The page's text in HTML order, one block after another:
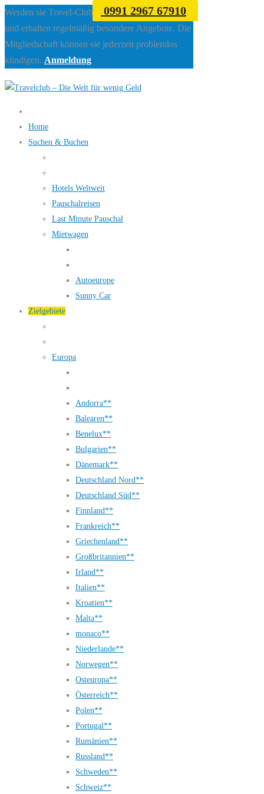
0991 2967 67910
Werden sie Travel-Club Mitglied beim Travelclub
und erhalten regelmäßig besondere Angebote. Die
Mitgliedschaft können sie jederzeit problemlos
kündigen. Anmeldung
Home
Suchen & Buchen
Hotels Weltweit
Pauschalreisen
Last Minute Pauschal
Mietwagen
Autoeurope
Sunny Car
Zielgebiete
Europa
Andorra**
Balearen**
Benelux**
Bulgarien**
Dänemark**
Deutschland Nord**
Deutschland Süd**
Finnland**
Frankreich**
Griechenland**
Großbritannien**
Irland**
Italien**
Kroatien**
Malta**
monaco**
Niederlande**
Norwegen**
Osteuropa**
Österreich**
Polen**
Portugal**
Rumänien**
Russland**
Schweden**
Schweiz**